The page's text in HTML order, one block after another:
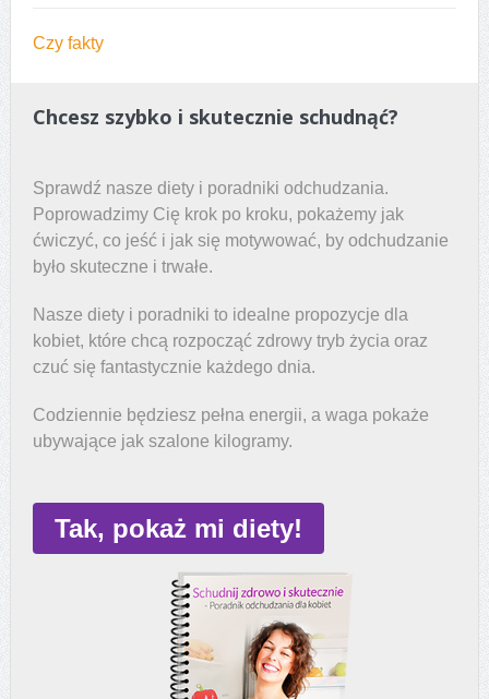
Jak przygotować się do pierwszego treningu
Żurawina słodzona sokiem jabłkowym – zdrowy
Alternatywy dla białego pieczywa – jak je zastąpić w
diecie?
WPA i WPC — poznaj różnice i podobieństwa
Czarny rum – jakie cechy go wyróżniają?
Czy fakty
Chcesz szybko i skutecznie schudnąć?
Sprawdź nasze diety i poradniki odchudzania.
Poprowadzimy Cię krok po kroku, pokażemy jak
ćwiczyć, co jeść i jak się motywować, by odchudzanie
było skuteczne i trwałe.
Nasze diety i poradniki to idealne propozycje dla
kobiet, które chcą rozpocząć zdrowy tryb życia oraz
czuć się fantastycznie każdego dnia.
Codziennie będziesz pełna energii, a waga pokaże
ubywające jak szalone kilogramy.
Tak, pokaż mi diety!